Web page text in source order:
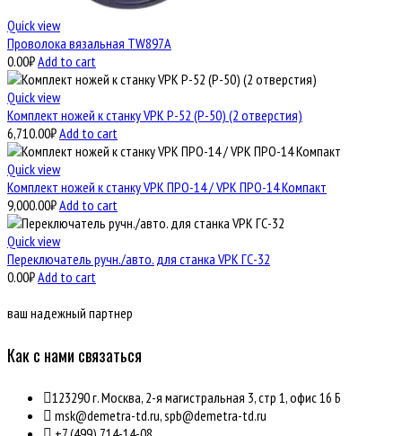
Quick view
Проволока вязальная TW897A
0.00₽Add to cart
Quick view
Комплект ножей к станку VPK Р-52 (Р-50) (2 отверстия)
6,710.00₽Add to cart
Quick view
Комплект ножей к станку VPK ПРО-14 / VPK ПРО-14 Компакт
9,000.00₽Add to cart
Quick view
Переключатель ручн./авто. для станка VPK ГС-32
0.00₽Add to cart
ваш надежный партнер
Как с нами связаться
123290 г. Москва, 2-я магистральная 3, стр 1, офис 16 Б
msk@demetra-td.ru, spb@demetra-td.ru